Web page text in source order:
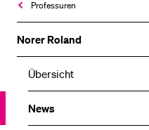
Professuren
Norer Roland
Übersicht
News